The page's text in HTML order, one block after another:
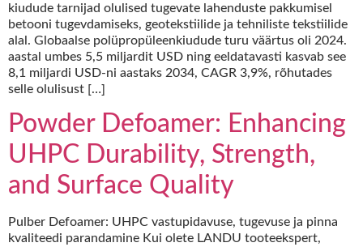
kiudude tarnijad olulised tugevate lahenduste pakkumisel
betooni tugevdamiseks, geotekstiilide ja tehniliste tekstiilide
alal. Globaalse polüpropüleenkiudude turu väärtus oli 2024.
aastal umbes 5,5 miljardit USD ning eeldatavasti kasvab see
8,1 miljardi USD-ni aastaks 2034, CAGR 3,9%, rõhutades
selle olulisust […]
Powder Defoamer: Enhancing
UHPC Durability, Strength,
and Surface Quality
Pulber Defoamer: UHPC vastupidavuse, tugevuse ja pinna
kvaliteedi parandamine Kui olete LANDU tooteekspert,